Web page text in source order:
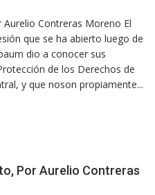
Aurelio Contreras Moreno El
que se ha abierto luego de
dio a conocer sus
de los Derechos de
y que noson propiamente...
Por Aurelio Contreras